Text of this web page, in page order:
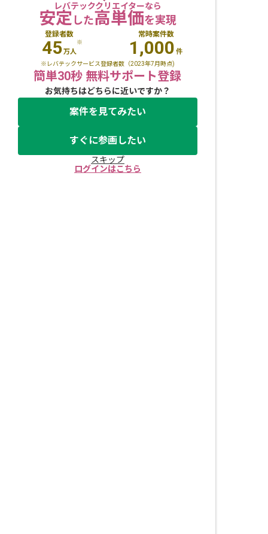
レバテッククリエイターなら
安定した高単価を実現
登録者数
45万人
※
常時案件数
1,000 件
※レバテックサービス登録者数（2023年7月時点)
簡単30秒 無料サポート登録
お気持ちはどちらに近いですか？
案件を見てみたい
すぐに参画したい
スキップ
ログインはこちら